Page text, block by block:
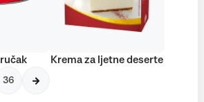
Krema za ljetne deserte
36